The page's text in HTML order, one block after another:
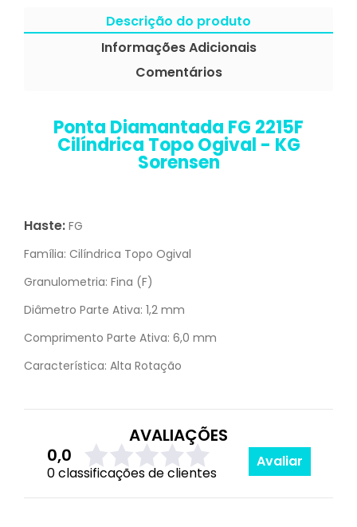
Descrição do produto
Informações Adicionais
Comentários
Ponta Diamantada FG 2215F
Cilíndrica Topo Ogival - KG
Sorensen
Haste: FG
Família: Cilíndrica Topo Ogival
Granulometria: Fina (F)
Diâmetro Parte Ativa: 1,2 mm
Comprimento Parte Ativa: 6,0 mm
Característica: Alta Rotação
AVALIAÇÕES
0,0
0 classificações de clientes
Avaliar